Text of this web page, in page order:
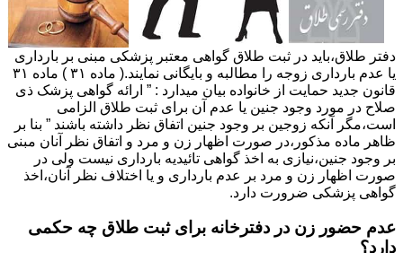
دفتر طلاق،باید در ثبت طلاق گواهی معتبر پزشکی مبنی بر بارداری
یا عدم بارداری زوجه را مطالبه و بایگانی نمایند.( ماده ۳۱ ) ماده ۳۱
قانون جدید حمایت از خانواده بیان میدارد : ” ارائه گواهی پزشک ذی
صلاح در مورد وجود جنین یا عدم آن برای ثبت طلاق الزامی
است،مگر آنکه زوجین بر وجود جنین اتفاق نظر داشته باشند ” بنا بر
ظاهر ماده مذکور،در صورت اظهار زن و مرد و اتفاق نظر آنان مبنی
بر وجود جنین،نیازی به اخذ گواهی تائیدیه بارداری نیست ولی در
صورت اظهار زن و مرد بر عدم بارداری و یا اختلاف نظر آنان،اخذ
گواهی پزشکی ضرورت دارد.
عدم حضور زن در دفترخانه برای ثبت طلاق چه حکمی
دارد؟